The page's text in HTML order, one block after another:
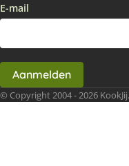
E-mail
Aanmelden
© Copyright 2004 - 2026